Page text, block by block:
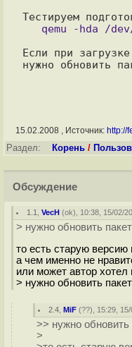
Если при
15.02.2008 , Источник: http://
Раздел: Корень /
Обсуждение
1.1 ,VecH (ok), 10:38, 15/02/
> нужно обновить
то есть старую
а чем именно не
или может автор хотел
> нужно обновить
2.4 ,MiF (??), 15:29,
>> нужно
>